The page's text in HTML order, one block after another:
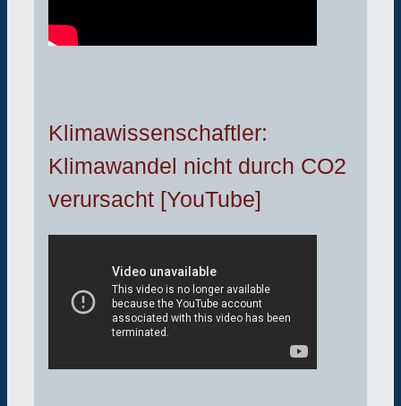
Klimawissenschaftler:
Klimawandel nicht durch CO2
verursacht [YouTube]